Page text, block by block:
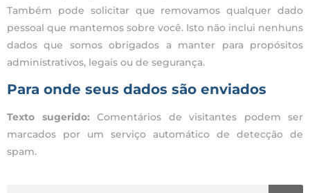
Também pode solicitar que removamos qualquer dado
pessoal que mantemos sobre você. Isto não inclui nenhuns
dados que somos obrigados a manter para propósitos
administrativos, legais ou de segurança.
Para onde seus dados são enviados
Texto sugerido: Comentários de visitantes podem ser
marcados por um serviço automático de detecção de
spam.